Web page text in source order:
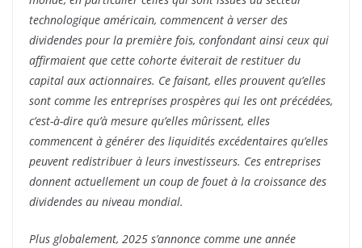
technologique américain, commencent à verser des
dividendes pour la première fois, confondant ainsi ceux qui
affirmaient que cette cohorte éviterait de restituer du
capital aux actionnaires. Ce faisant, elles prouvent qu’elles
sont comme les entreprises prospères qui les ont précédées,
c’est-à-dire qu’à mesure qu’elles mûrissent, elles
commencent à générer des liquidités excédentaires qu’elles
peuvent redistribuer à leurs investisseurs. Ces entreprises
donnent actuellement un coup de fouet à la croissance des
dividendes au niveau mondial.
Plus globalement, 2025 s’annonce comme une année